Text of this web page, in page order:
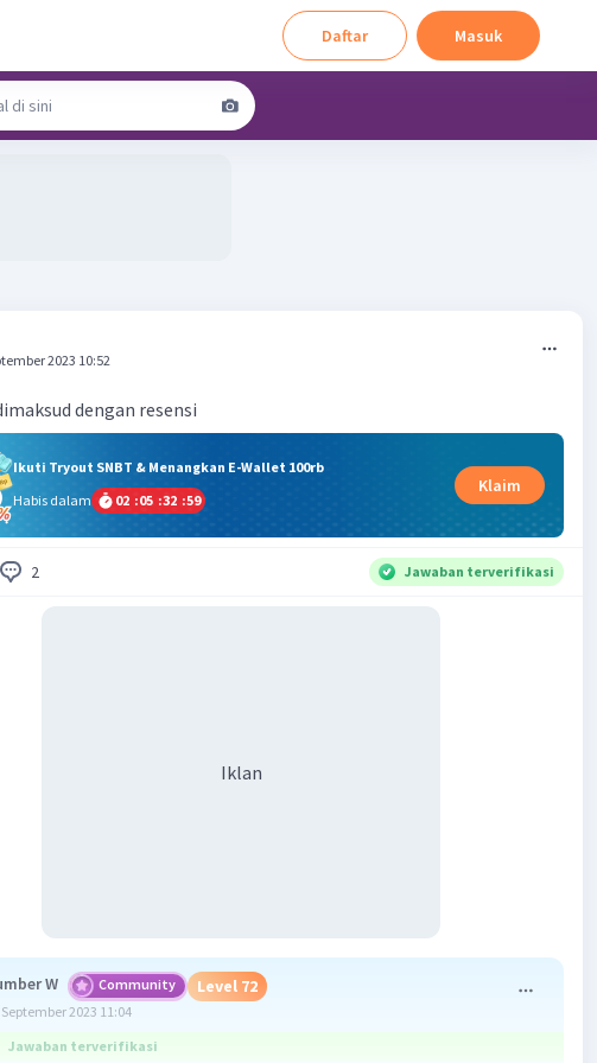
Daftar Masuk
2023 10:52
dengan resensi
Ikuti Tryout SNBT & Menangkan E-Wallet 100rb
Habis dalam
02 :05 :32 :59
Klaim
2 Jawaban terverifikasi
Iklan
W Community Level 72
2023 11:04
Jawaban terverifikasi